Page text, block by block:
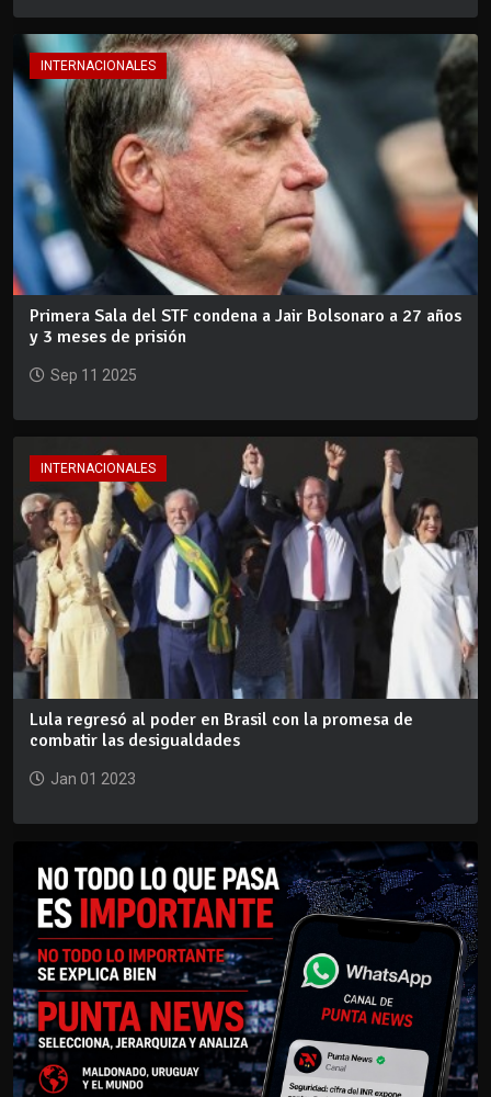
INTERNACIONALES
Primera Sala del STF condena a Jair Bolsonaro a 27 años
y 3 meses de prisión
Sep 11 2025
INTERNACIONALES
Lula regresó al poder en Brasil con la promesa de
combatir las desigualdades
Jan 01 2023